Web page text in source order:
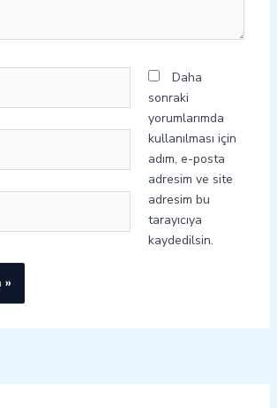
Daha
sonraki
yorumlarımda
kullanılması için
adım, e-posta
adresim ve site
adresim bu
tarayıcıya
kaydedilsin.